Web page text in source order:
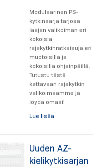
Modulaarinen PS-
kytkinsarja tarjoaa
laajan valikoiman eri
kokoisia
rajakytkinratkaisuja eri
muotoisilla ja
kokoisilla ohjainpäillä.
Tutustu tästä
kattavaan rajakytkin
valikoimaamme ja
löydä omasi!
Lue lisää.
Uuden AZ-
kielikytkisarjan